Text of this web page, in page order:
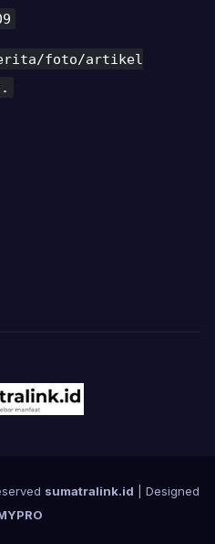
foto/artikel
sumatralink.id | Designed